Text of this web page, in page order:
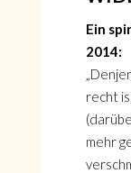
Ein
2014:
recht
mehr